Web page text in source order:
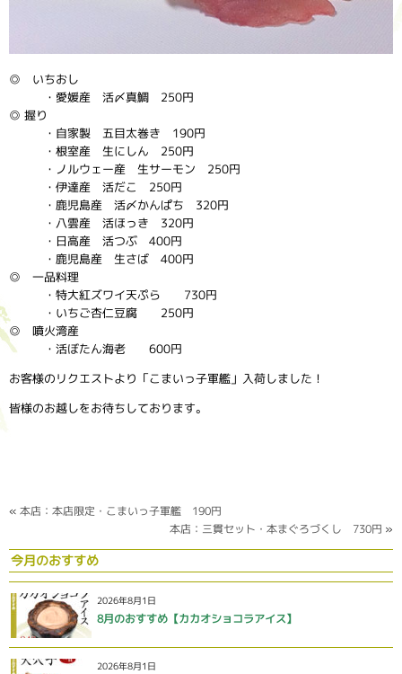
◎ いちおし
・愛媛産 活〆真鯛 250円
◎ 握り
・自家製 五目太巻き 190円
・根室産 生にしん 250円
・ノルウェー産 生サーモン 250円
・伊達産 活だこ 250円
・鹿児島産 活〆かんぱち 320円
・八雲産 活ほっき 320円
・日高産 活つぶ 400円
・鹿児島産 生さば 400円
◎ 一品料理
・特大紅ズワイ天ぷら 730円
・いちご杏仁豆腐 250円
◎ 噴火湾産
・活ぼたん海老 600円
お客様のリクエストより「こまいっ子軍艦」入荷しました！
皆様のお越しをお待ちしております。
« 本店：本店限定・こまいっ子軍艦 190円
本店：三貫セット・本まぐろづくし 730円 »
今月のおすすめ
2026年8月1日
8月のおすすめ【カカオショコラアイス】
2026年8月1日